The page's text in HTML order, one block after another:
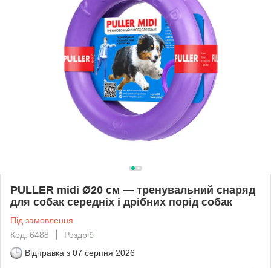
PULLER midi Ø20 см — тренувальний снаряд
для собак середніх і дрібних порід собак
Під замовлення
Код: 6488
Роздріб
Відправка з 07 серпня 2026